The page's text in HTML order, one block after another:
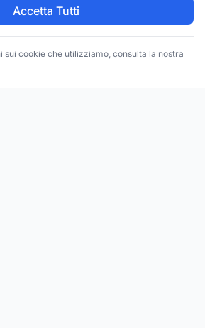
Accetta Tutti
sui cookie che utilizziamo, consulta la nostra